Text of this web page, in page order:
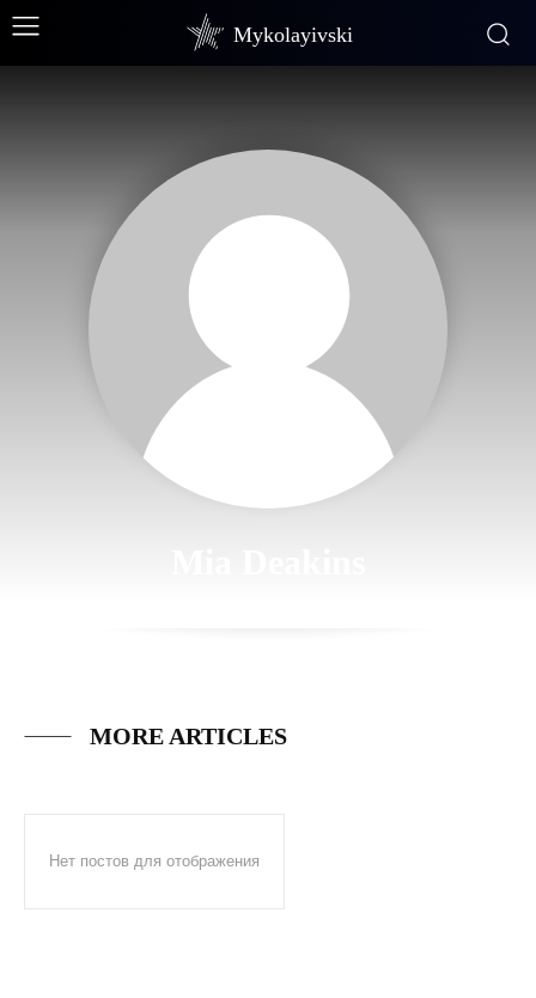
Mykolayivski
MORE ARTICLES
Нет постов для отображения